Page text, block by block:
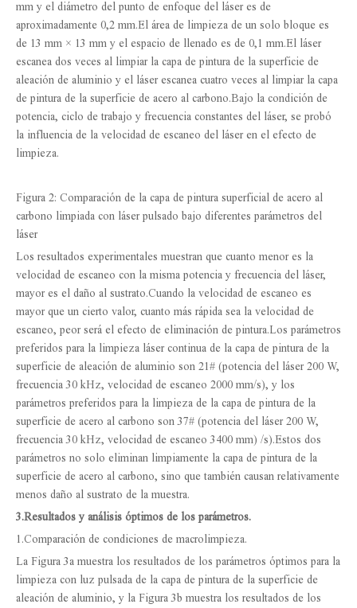
mm y el diámetro del punto de enfoque del láser es de
aproximadamente 0,2 mm.El área de limpieza de un solo bloque es
de 13 mm × 13 mm y el espacio de llenado es de 0,1 mm.El láser
escanea dos veces al limpiar la capa de pintura de la superficie de
aleación de aluminio y el láser escanea cuatro veces al limpiar la capa
de pintura de la superficie de acero al carbono.Bajo la condición de
potencia, ciclo de trabajo y frecuencia constantes del láser, se probó
la influencia de la velocidad de escaneo del láser en el efecto de
limpieza.
Figura 2: Comparación de la capa de pintura superficial de acero al
carbono limpiada con láser pulsado bajo diferentes parámetros del
láser
Los resultados experimentales muestran que cuanto menor es la
velocidad de escaneo con la misma potencia y frecuencia del láser,
mayor es el daño al sustrato.Cuando la velocidad de escaneo es
mayor que un cierto valor, cuanto más rápida sea la velocidad de
escaneo, peor será el efecto de eliminación de pintura.Los parámetros
preferidos para la limpieza láser continua de la capa de pintura de la
superficie de aleación de aluminio son 21# (potencia del láser 200 W,
frecuencia 30 kHz, velocidad de escaneo 2000 mm/s), y los
parámetros preferidos para la limpieza de la capa de pintura de la
superficie de acero al carbono son 37# (potencia del láser 200 W,
frecuencia 30 kHz, velocidad de escaneo 3400 mm) /s).Estos dos
parámetros no solo eliminan limpiamente la capa de pintura de la
superficie de acero al carbono, sino que también causan relativamente
menos daño al sustrato de la muestra.
3.Resultados y análisis óptimos de los parámetros.
1.Comparación de condiciones de macrolimpieza.
La Figura 3a muestra los resultados de los parámetros óptimos para la
limpieza con luz pulsada de la capa de pintura de la superficie de
aleación de aluminio, y la Figura 3b muestra los resultados de los